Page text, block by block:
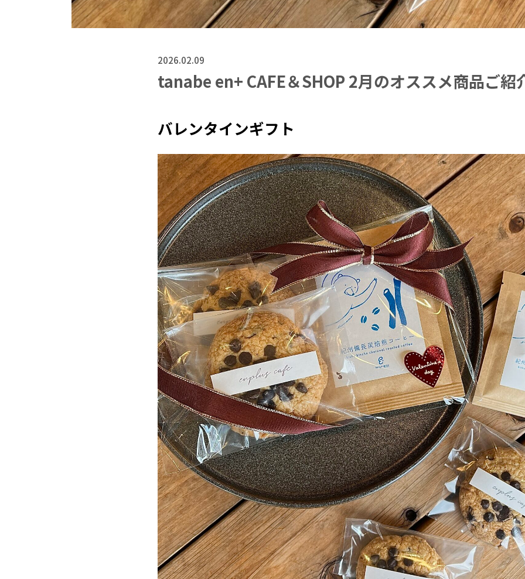
2026.02.09
tanabe en+ CAFE＆SHOP 2月のオススメ商品ご
バレンタインギフト